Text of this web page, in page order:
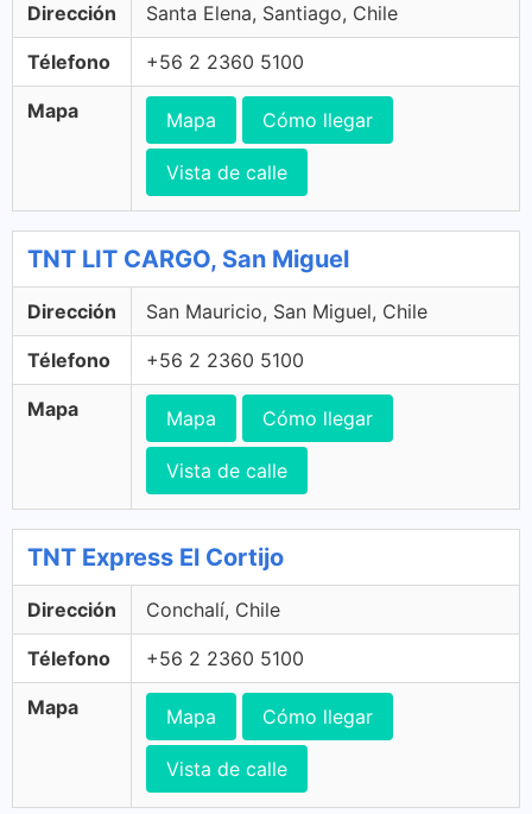
Dirección Santa Elena, Santiago, Chile
Télefono +56 2 2360 5100
Mapa Mapa Cómo llegar
Vista de calle
TNT LIT CARGO, San Miguel
Dirección San Mauricio, San Miguel, Chile
Télefono +56 2 2360 5100
Mapa Mapa Cómo llegar
Vista de calle
TNT Express El Cortijo
Dirección Conchalí, Chile
Télefono +56 2 2360 5100
Mapa Mapa Cómo llegar
Vista de calle